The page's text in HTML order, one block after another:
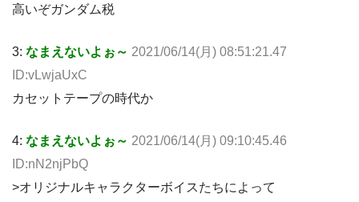
高いぞガンダム税
3: なまえないよぉ～ 2021/06/14(月) 08:51:21.47
ID:vLwjaUxC
カセットテープの時代か
4: なまえないよぉ～ 2021/06/14(月) 09:10:45.46
ID:nN2njPbQ
>オリジナルキャラクターボイスたちによって